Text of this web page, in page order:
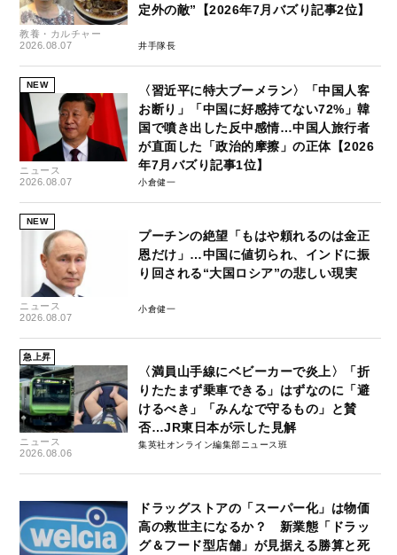
教養・カルチャー
2026.08.07
定外の敵”【2026年7月バズり記事2位】
井手隊長
NEW
ニュース
2026.08.07
〈習近平に特大ブーメラン〉「中国人客
お断り」「中国に好感持てない72%」韓
国で噴き出した反中感情…中国人旅行者
が直面した「政治的摩擦」の正体【2026
年7月バズり記事1位】
小倉健一
NEW
ニュース
2026.08.07
プーチンの絶望「もはや頼れるのは金正
恩だけ」…中国に値切られ、インドに振
り回される“大国ロシア”の悲しい現実
小倉健一
急上昇
ニュース
2026.08.06
〈満員山手線にベビーカーで炎上〉「折
りたたまず乗車できる」はずなのに「避
けるべき」「みんなで守るもの」と賛
否…JR東日本が示した見解
集英社オンライン編集部ニュース班
ドラッグストアの「スーパー化」は物価
高の救世主になるか？ 新業態「ドラッ
グ＆フード型店舗」が見据える勝算と死